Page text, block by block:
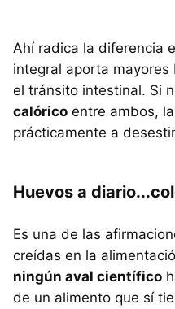
Ahí radica la diferencia
integral aporta
el tránsito intestinal. Si
calórico entre ambos,
prácticamente a
Huevos a
Es una de las
creídas en la
ningún aval científico
de un alimento que sí